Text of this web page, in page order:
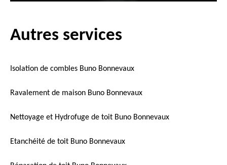
Autres services
Isolation de combles Buno Bonnevaux
Ravalement de maison Buno Bonnevaux
Nettoyage et Hydrofuge de toit Buno Bonnevaux
Etanchéité de toit Buno Bonnevaux